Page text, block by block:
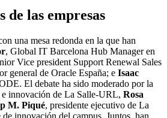
de las empresas
una mesa redonda en la que han
, Global IT Barcelona Hub Manager en
Vice president Support Renewal Sales
general de Oracle España; e Isaac
El debate ha sido moderado por la
innovación de La Salle-URL, Rosa
M. Piqué, presidente ejecutivo de La
innovación del campus. Juntos, han